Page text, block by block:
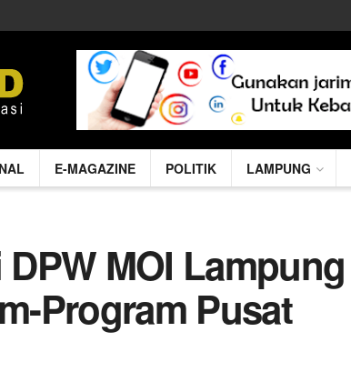
E-MAGAZINE POLITIK LAMPUNG
MOI Lampung
Program Pusat